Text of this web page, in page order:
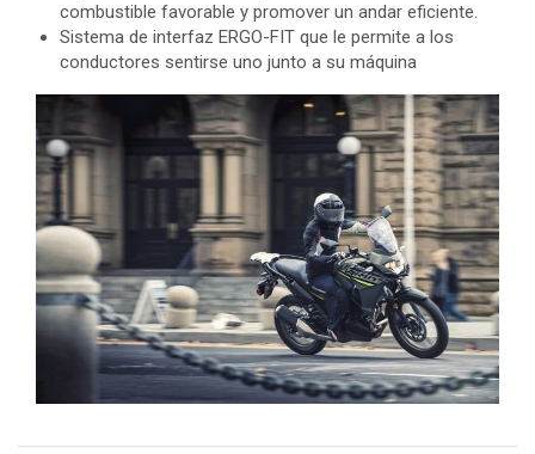
combustible favorable y promover un andar eficiente.
Sistema de interfaz ERGO-FIT que le permite a los
conductores sentirse uno junto a su máquina